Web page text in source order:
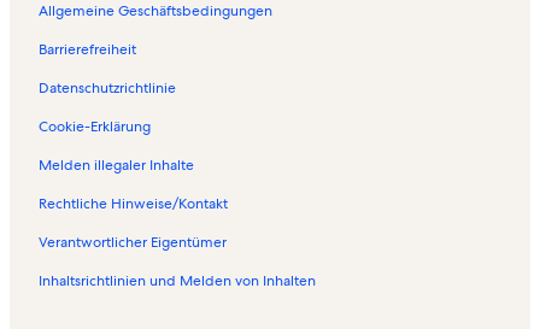
Allgemeine Geschäftsbedingungen
Barrierefreiheit
Datenschutzrichtlinie
Cookie-Erklärung
Melden illegaler Inhalte
Rechtliche Hinweise/Kontakt
Verantwortlicher Eigentümer
Inhaltsrichtlinien und Melden von Inhalten